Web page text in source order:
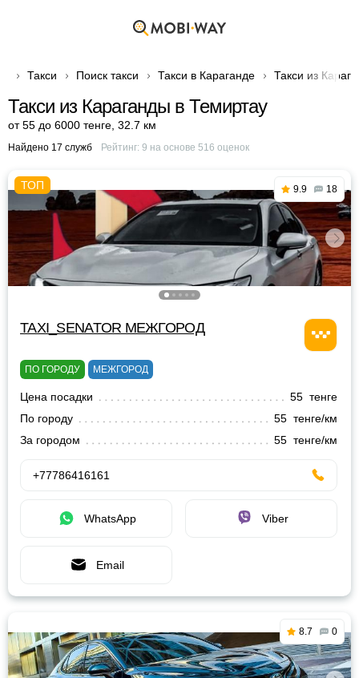
Такси Поиск такси Такси в Караганде Такси из
Такси из Караганды в Темиртау
от 55 до 6000 тенге 32.7 км
Найдено 17 служб Рейтинг: 9 на основе 516 оценок
9.9 18
TAXI_SENATOR МЕЖГОРОД
ПО ГОРОДУ МЕЖГОРОД
Цена посадки
55 тенге
По городу
55 тенге/км
За городом
55 тенге/км
+77786416161
WhatsApp Viber
Email
8.7 0